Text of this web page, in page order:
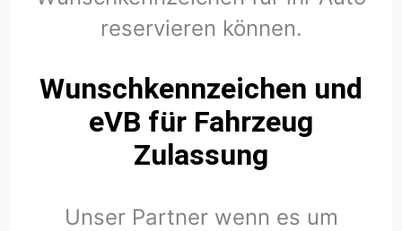
reservieren können.
Wunschkennzeichen und
eVB für Fahrzeug
Zulassung
Unser Partner wenn es um